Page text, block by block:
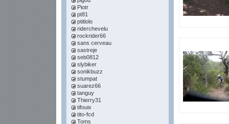
Piotr
pt81
ptitlolo
riderchevelu
rockrider66
sans cerveau
sastreje
seb0812
slybiker
sonikbuzz
stumpat
suarez66
tanguy
Thierry31
tifouix
tito-fcd
Toms